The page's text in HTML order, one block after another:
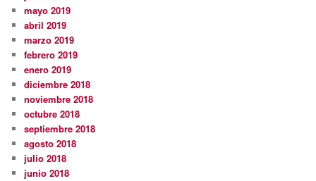
mayo 2019
abril 2019
marzo 2019
febrero 2019
enero 2019
diciembre 2018
noviembre 2018
octubre 2018
septiembre 2018
agosto 2018
julio 2018
junio 2018